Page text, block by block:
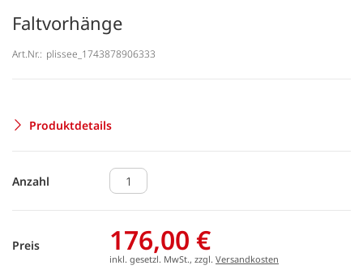
Faltvorhänge
Art.Nr.: plissee_1743878906333
Produktdetails
Anzahl
Preis 176,00 €
inkl. gesetzl. MwSt., zzgl. Versandkosten